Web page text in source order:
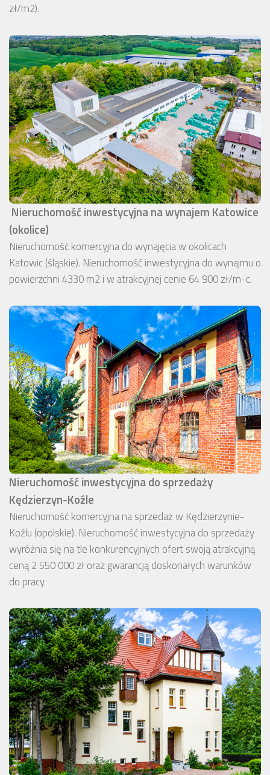
zł/m2).
Nieruchomość inwestycyjna na wynajem Katowice
(okolice)
Nieruchomość komercyjna do wynajęcia w okolicach
Katowic (śląskie). Nieruchomość inwestycyjna do wynajmu o
powierzchni 4330 m2 i w atrakcyjnej cenie 64 900 zł/m-c.
Nieruchomość inwestycyjna do sprzedaży
Kędzierzyn-Koźle
Nieruchomość komercyjna na sprzedaż w Kędzierzynie-
Koźlu (opolskie). Nieruchomość inwestycyjna do sprzedaży
wyróżnia się na tle konkurencyjnych ofert swoją atrakcyjną
ceną 2 550 000 zł oraz gwarancją doskonałych warunków
do pracy.